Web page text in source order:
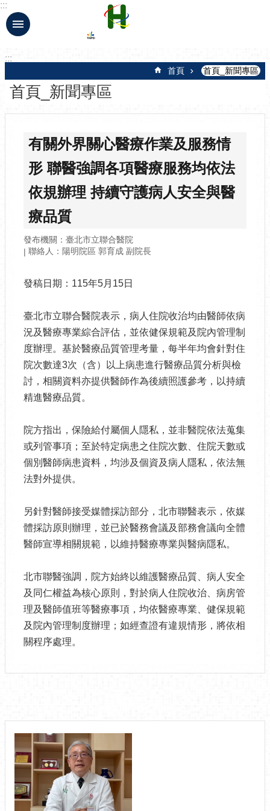
跳到主要內容區塊
:::
:::
首頁 首頁_新聞專區
首頁_新聞專區
有關外界關心醫療作業及服務情
形 聯醫強調各項醫療服務均依法
依規辦理 持續守護病人安全與醫
療品質
發布機關：臺北市立聯合醫院
聯絡人：陽明院區 郭育成 副院長
發稿日期：115年5月15日
臺北市立聯合醫院表示，病人住院收治均由醫師依病
況及醫療專業綜合評估，並依健保規範及院內管理制
度辦理。基於醫療品質管理考量，每半年均會針對住
院次數達3次（含）以上病患進行醫療品質分析與檢
討，相關資料亦提供醫師作為後續照護參考，以持續
精進醫療品質。
院方指出，保險給付屬個人隱私，並非醫院依法蒐集
或列管事項；至於特定病患之住院次數、住院天數或
個別醫師病患資料，均涉及個資及病人隱私，依法無
法對外提供。
另針對醫師接受媒體採訪部分，北市聯醫表示，依媒
體採訪原則辦理，並已於醫務會議及部務會議向全體
醫師宣導相關規範，以維持醫療專業與醫病隱私。
北市聯醫強調，院方始終以維護醫療品質、病人安全
及同仁權益為核心原則，對於病人住院收治、病房管
理及醫師值班等醫療事項，均依醫療專業、健保規範
及院內管理制度辦理；如經查證有違規情形，將依相
關程序處理。